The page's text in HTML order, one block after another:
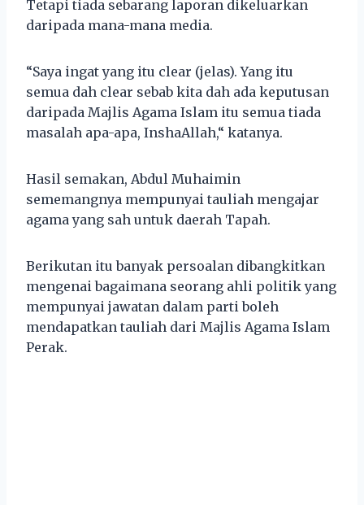
Tetapi tiada sebarang laporan dikeluarkan
daripada mana-mana media.
“Saya ingat yang itu clear (jelas). Yang itu
semua dah clear sebab kita dah ada keputusan
daripada Majlis Agama Islam itu semua tiada
masalah apa-apa, InshaAllah,“ katanya.
Hasil semakan, Abdul Muhaimin
sememangnya mempunyai tauliah mengajar
agama yang sah untuk daerah Tapah.
Berikutan itu banyak persoalan dibangkitkan
mengenai bagaimana seorang ahli politik yang
mempunyai jawatan dalam parti boleh
mendapatkan tauliah dari Majlis Agama Islam
Perak.